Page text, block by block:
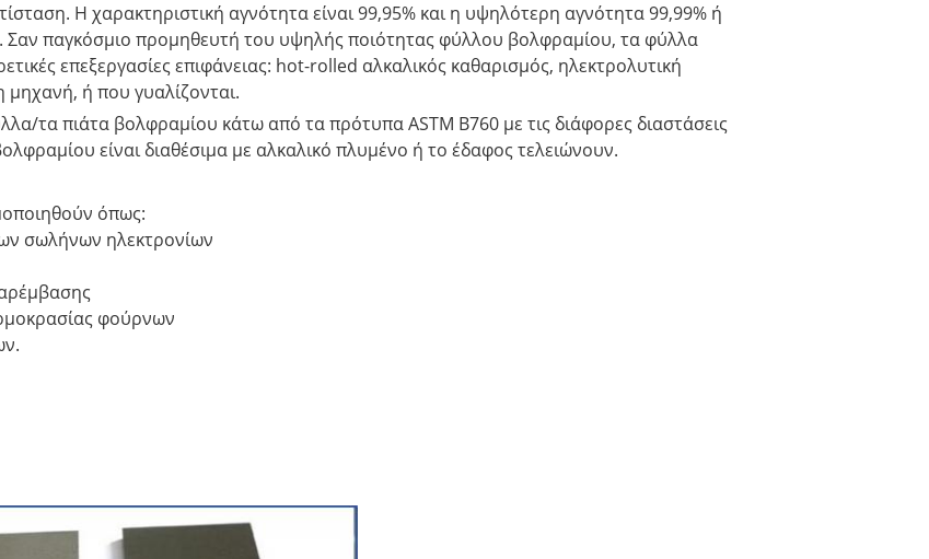
Η χαρακτηριστική αγνότητα είναι 99,95% και η υψηλότερη αγνότητα 99,99% ή
Σαν παγκόσμιο προμηθευτή του υψηλής ποιότητας φύλλου βολφραμίου, τα φύλλα
επεξεργασίες επιφάνειας: hot-rolled αλκαλικός καθαρισμός, ηλεκτρολυτική
μηχανή, ή που γυαλίζονται.
τα πιάτα βολφραμίου κάτω από τα πρότυπα ASTM B760 με τις διάφορες διαστάσεις
είναι διαθέσιμα με αλκαλικό πλυμένο ή το έδαφος τελειώνουν.
όπως:
σωλήνων ηλεκτρονίων
φούρνων